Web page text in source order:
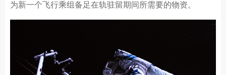
为新一个飞行乘组备足在轨驻留期间所需要的物资。